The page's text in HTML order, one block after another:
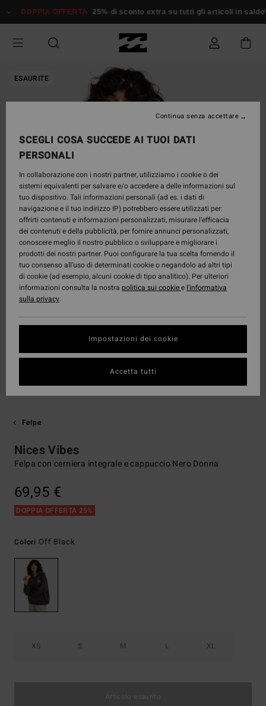
alle
prodotto
DOPPIA OFFERTA 25% di sconto extra su tutti gli articoli in saldo*
ESAURITE
Felpe
Nices Vibes
Felpa con cerniera integrale e cappuccio Nero Donna
69,95 €
DOPPIA OFFERTA 25%
Colori Off Black
XS S M L XL
SCEGLI COSA SUCCEDE AI TUOI DATI
PERSONALI
In collaborazione con i nostri partner, utilizziamo i cookie o dei
sistemi equivalenti per salvare e/o accedere a delle informazioni sul
tuo dispositivo. Tali informazioni personali (ad es. i dati di
navigazione e il tuo indirizzo IP) potrebbero essere utilizzati per:
offrirti contenuti e informazioni personalizzati, misurare l’efficacia
dei contenuti e della pubblicità, per fornire annunci personalizzati,
conoscere meglio il nostro pubblico o sviluppare e migliorare i
prodotti dei nostri partner. Puoi configurare la tua scelta fornendo il
tuo consenso all’uso di determinati cookie o negandolo ad altri tipi
di cookie (ad esempio, alcuni cookie di tipo analitico). Per ulteriori
informazioni consulta la nostra politica sui cookiee l'informativa
sulla privacy.
Impostazioni dei cookie
Continua senza accettare
Accetta tutti